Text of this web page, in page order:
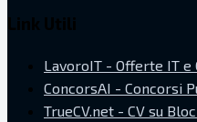
LavoroIT - Offerte IT e
ConcorsAI - Concorsi
TrueCV.net - CV su